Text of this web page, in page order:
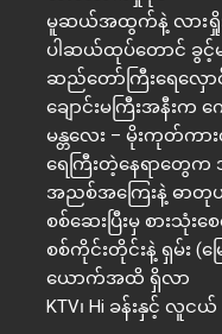
မူဆယ်အထွက်နဲ့ လားရှို
ပါဆယ်ထုပ်တောင် ခွင့်
ဆည်တော်ကြီးရေလှော
ချောင်းမကြီးအနီးက က
မန္တလေး – မိုးကုတ်ကာ
ရေကြီးတဲ့​နေရာ​တွေ
အညစ်အကြေးနဲ့ ဓာတုပ
စစ်ဆေးပြီးမှ စားသုံးစ
စစ်ကိုင်းတိုင်းနဲ့ ရှမ်း (
ယောက်အထိ ရှိလာ
KTV၊ Hi ခန်းနှင့် လူငယ်